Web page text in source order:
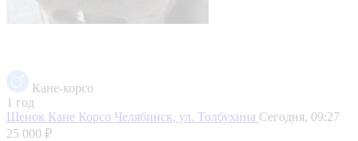
Кане-корсо
1 год
Щенок Кане Корсо Челябинск, ул. Толбухина Сегодня, 09:27
25 000 ₽